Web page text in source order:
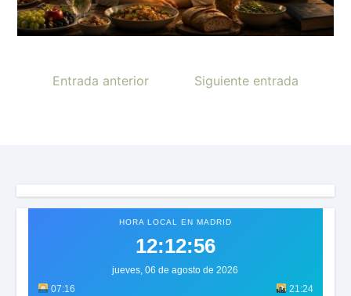
Entrada anterior Siguiente entrada
HORA LOCAL EN MADRID
12:12:59
jueves, 06 de agosto de 2026
07:16
21:24